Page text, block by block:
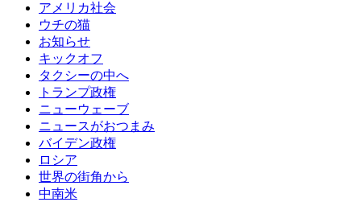
アメリカ社会
ウチの猫
お知らせ
キックオフ
タクシーの中へ
トランプ政権
ニューウェーブ
ニュースがおつまみ
バイデン政権
ロシア
世界の街角から
中南米